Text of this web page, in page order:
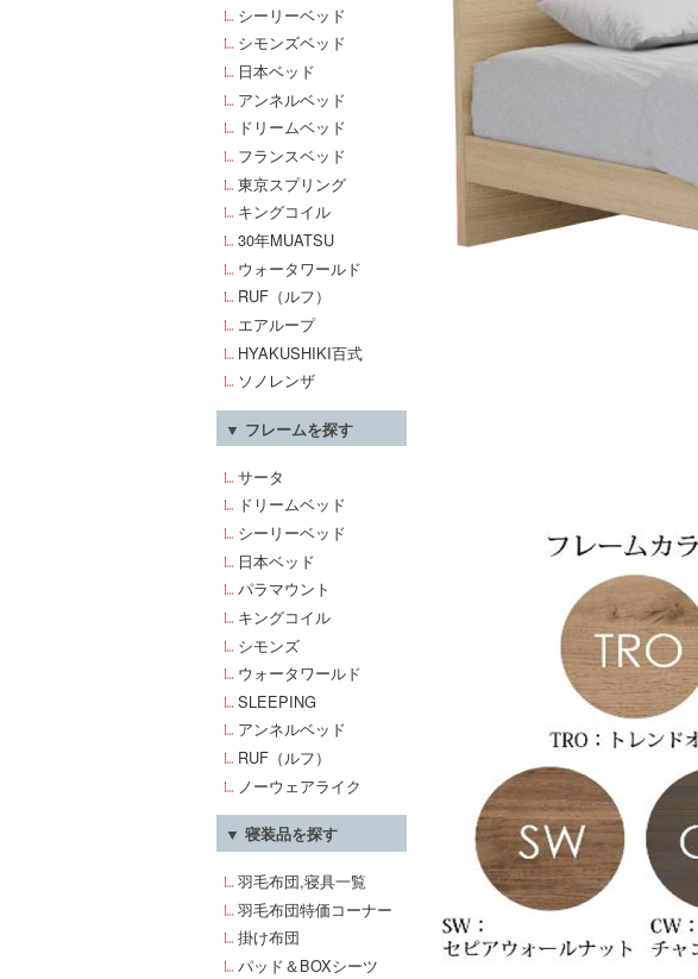
シーリーベッド
シモンズベッド
日本ベッド
アンネルベッド
ドリームベッド
フランスベッド
東京スプリング
キングコイル
30年MUATSU
ウォータワールド
RUF（ルフ）
エアループ
HYAKUSHIKI百式
ソノレンザ
▼ フレームを探す
サータ
ドリームベッド
シーリーベッド
日本ベッド
パラマウント
キングコイル
シモンズ
ウォータワールド
SLEEPING
アンネルベッド
RUF（ルフ）
ノーウェアライク
▼ 寝装品を探す
羽毛布団,寝具一覧
羽毛布団特価コーナー
掛け布団
パッド＆BOXシーツ